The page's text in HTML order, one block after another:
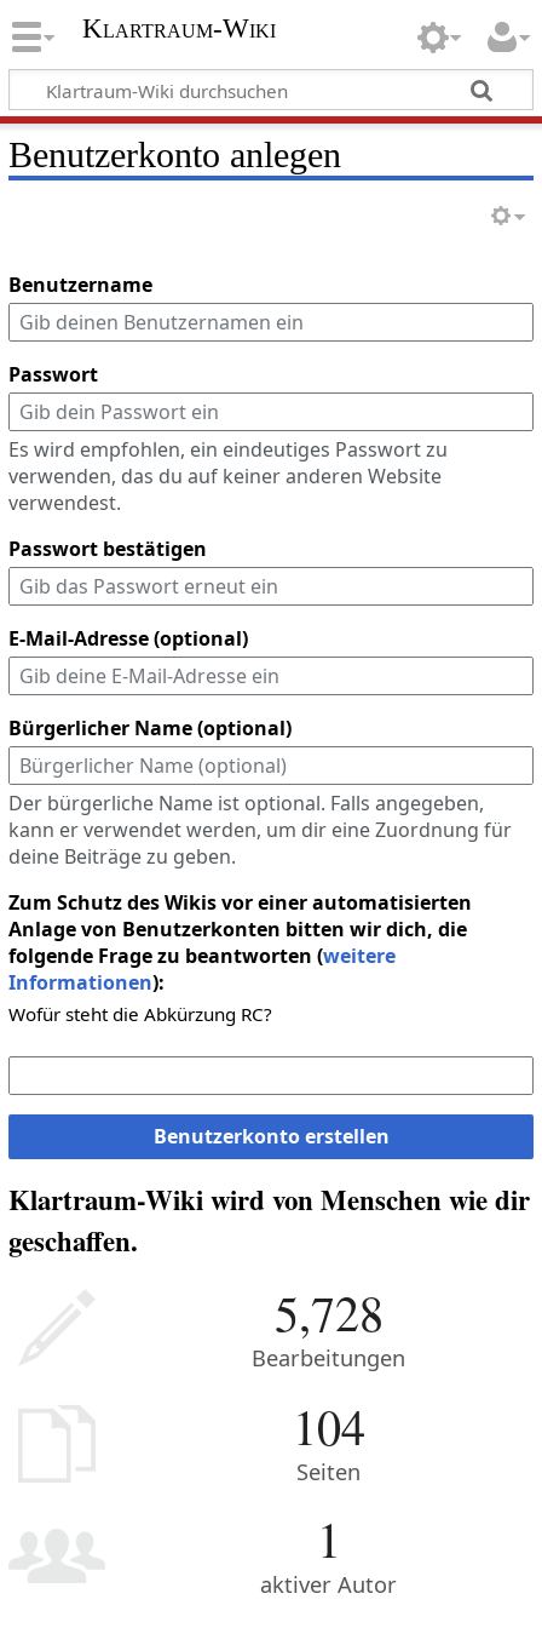
Klartraum-Wiki
Benutzerkonto anlegen
Benutzername
Passwort
Es wird empfohlen, ein eindeutiges Passwort zu
verwenden, das du auf keiner anderen Website
verwendest.
Passwort bestätigen
E-Mail-Adresse (optional)
Bürgerlicher Name (optional)
Der bürgerliche Name ist optional. Falls angegeben,
kann er verwendet werden, um dir eine Zuordnung für
deine Beiträge zu geben.
Zum Schutz des Wikis vor einer automatisierten
Anlage von Benutzerkonten bitten wir dich, die
folgende Frage zu beantworten (weitere
Informationen):
Wofür steht die Abkürzung RC?
Benutzerkonto erstellen
Klartraum-Wiki wird von Menschen wie dir
geschaffen.
5,728
Bearbeitungen
104
Seiten
1
aktiver Autor